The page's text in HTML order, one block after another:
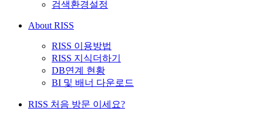
검색환경설정
About RISS
RISS 이용방법
RISS 지식더하기
DB연계 현황
BI 및 배너 다운로드
RISS 처음 방문 이세요?